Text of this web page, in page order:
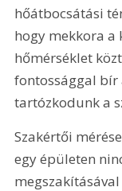
hőátbocsátási
hogy mekkora a
hőmérséklet
fontossággal bír
tartózkodunk a
Szakértői
egy épületen